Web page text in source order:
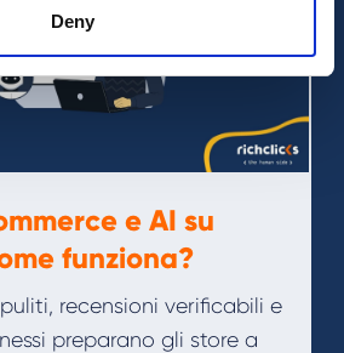
Deny
e AI su
funziona?
recensioni verificabili e
preparano gli store a